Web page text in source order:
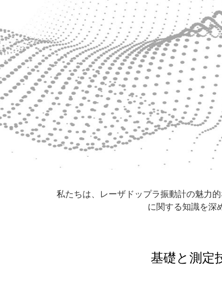
私たちは、レーザドップラ振動計の魅力
に関する知識を深
基礎と測定